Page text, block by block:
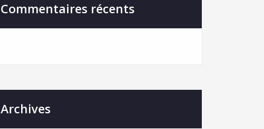
Commentaires récents
Archives